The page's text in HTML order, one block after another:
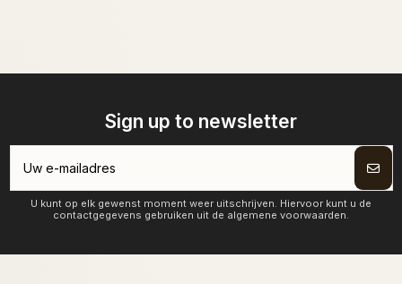
Sign up to newsletter
U kunt op elk gewenst moment weer uitschrijven. Hiervoor kunt u de
contactgegevens gebruiken uit de algemene voorwaarden.